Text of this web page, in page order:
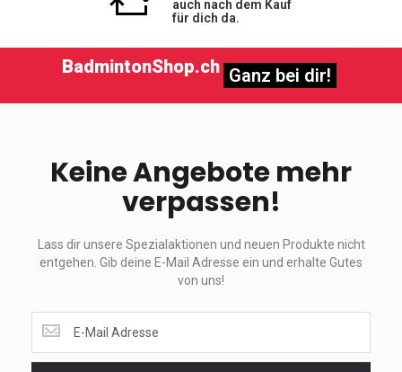
auch nach dem Kauf
für dich da.
BadmintonShop.ch Ganz bei dir!
Keine Angebote mehr
verpassen!
Lass dir unsere Spezialaktionen und neuen Produkte nicht
entgehen. Gib deine E-Mail Adresse ein und erhalte Gutes
von uns!
dir
unsere